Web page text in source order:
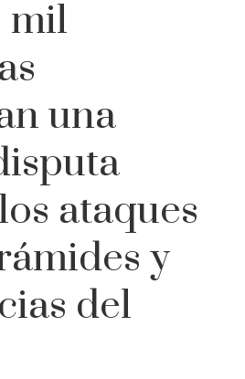
mil
una
ataques
y
del